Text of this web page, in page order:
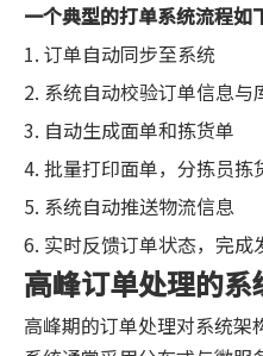
一个典型的打单系统流程如
1. 订单自动同步至系统
2. 系统自动校验订单信息与
3. 自动生成面单和拣货单
4. 批量打印面单，分拣员拣
5. 系统自动推送物流信息
6. 实时反馈订单状态，完成
高峰订单处理的
高峰期的订单处理对系统架